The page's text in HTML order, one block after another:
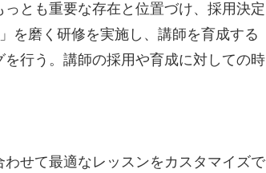
とも重要な存在と位置づけ、採用決定
を磨く研修を実施し、講師を育成する
行う。講師の採用や育成に対しての時
せて最適なレッスンをカスタマイズで